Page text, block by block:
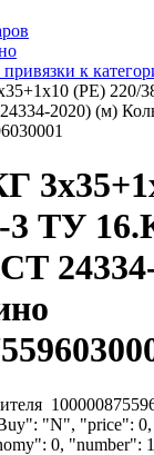
к
(PE) 220/
2020) (м)
3 ТУ
"N", "price": 0,
0, "number":